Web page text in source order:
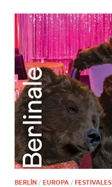
BERLÍN / EUROPA / FESTIVALES